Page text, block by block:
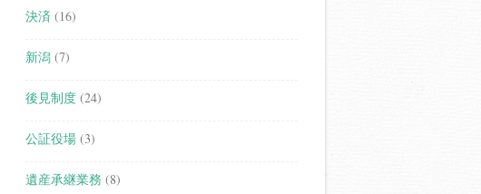
決済 (16)
新潟 (7)
後見制度 (24)
公証役場 (3)
遺産承継業務 (8)